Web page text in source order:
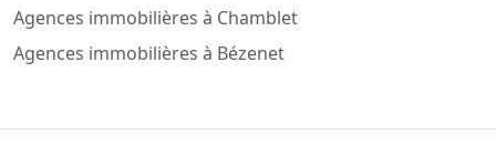
Agences immobilières à Chamblet
Agences immobilières à Bézenet